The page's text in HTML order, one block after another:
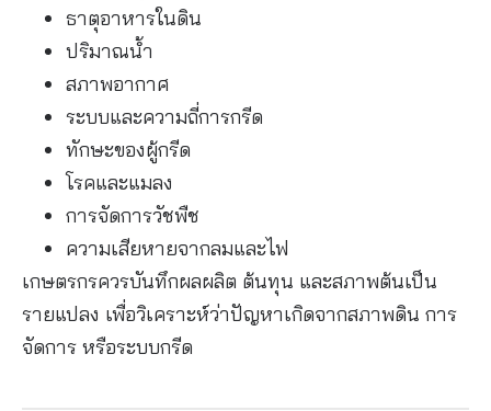
ธาตุอาหารในดิน
ปริมาณน้ำ
สภาพอากาศ
ระบบและความถี่การกรีด
ทักษะของผู้กรีด
โรคและแมลง
การจัดการวัชพืช
ความเสียหายจากลมและไฟ
เกษตรกรควรบันทึกผลผลิต ต้นทุน และสภาพต้นเป็น
รายแปลง เพื่อวิเคราะห์ว่าปัญหาเกิดจากสภาพดิน การ
จัดการ หรือระบบกรีด